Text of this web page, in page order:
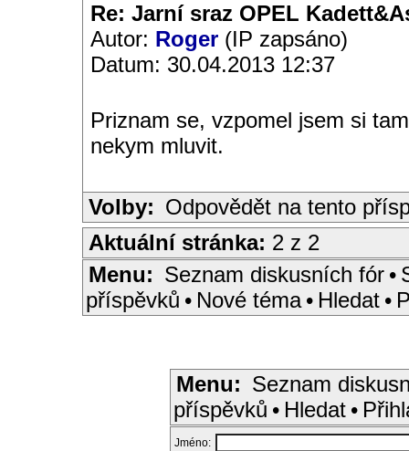
Re: Jarní sraz OPEL
Autor: Roger (IP zapsáno)
Datum: 30.04.2013 12:37
Priznam se, vzpomel jsem si
nekym mluvit.
Volby: Odpovědět na tento
Aktuální stránka: 2 z 2
Menu: Seznam diskusních fór •
příspěvků • Nové téma • Hledat •
Menu: Seznam
příspěvků • Hledat •
Jméno: